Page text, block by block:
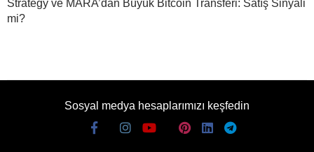
Strategy ve MARA’dan Büyük Bitcoin Transferi: Satış Sinyali
mi?
Sosyal medya hesaplarımızı keşfedin